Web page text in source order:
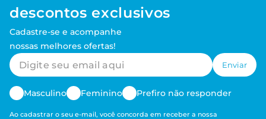
descontos exclusivos
Cadastre-se e acompanhe
nossas melhores ofertas!
Enviar
Masculino Feminino Prefiro não responder
Ao cadastrar o seu e-mail, você concorda em receber a nossa